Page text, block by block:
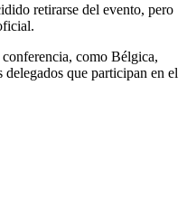
retirarse del evento, pero
como Bélgica,
que participan en el